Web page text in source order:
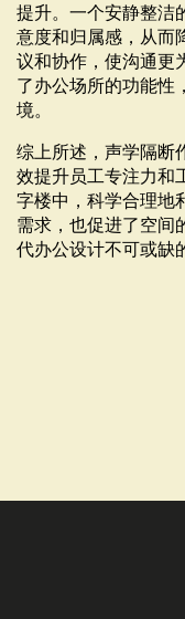
提升。一个安静整洁
意度和归属感，从而
议和协作，使沟通更
了办公场所的功能性
境。
综上所述，声学隔断
效提升员工专注力和
字楼中，科学合理地
需求，也促进了空间
代办公设计不可或缺